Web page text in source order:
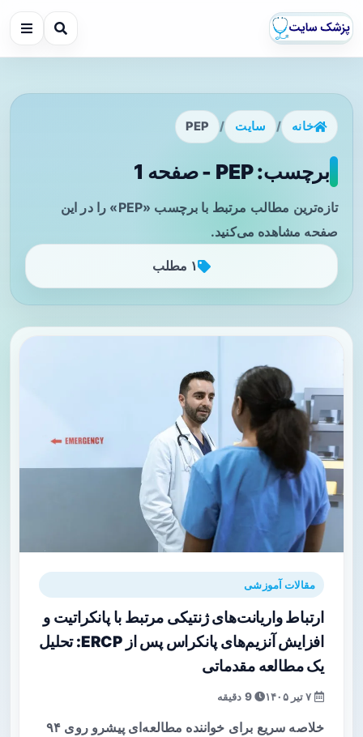
خانه / سایت /
PEP
برچسب: PEP - صفحه 1
تازه‌ترین مطالب مرتبط با برچسب «PEP» را در این
صفحه مشاهده می‌کنید.
۱ مطلب
مقالات آموزشی
ارتباط واریانت‌های ژنتیکی مرتبط با پانکراتیت و
افزایش آنزیم‌های پانکراس پس از ERCP: تحلیل
یک مطالعه مقدماتی
9 دقیقه
خلاصه سریع برای خواننده مطالعه‌ای پیشرو روی ۹۴